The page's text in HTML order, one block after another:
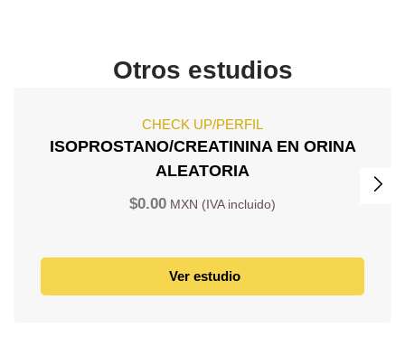
Otros estudios
CHECK UP/PERFIL
ISOPROSTANO/CREATININA EN ORINA
ALEATORIA
$0.00
Ver estudio